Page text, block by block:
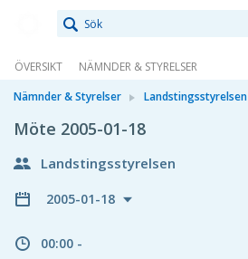
ÖVERSIKT
NÄMNDER & STYRELSER
Nämnder & Styrelser
Landstingsstyrelsen
Möte 2005-01-18
Landstingsstyrelsen
2005-01-18
00:00 -